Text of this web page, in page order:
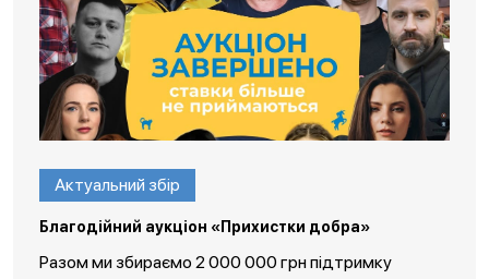
Актуальний збір
Благодійний аукціон «Прихистки добра»
Разом ми збираємо 2 000 000 грн підтримку